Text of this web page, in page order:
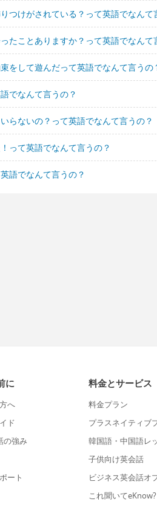
つけがされている？って英語でなんて
たことありますか？って英語でなんて
をして遊んだって英語でなんて言うの
でなんて言うの？
らないの？って英語でなんて言うの？
って英語でなんて言うの？
語でなんて言うの？
に
へ
ド
の強み
ート
料金とサービス
料金プラン
プラスネイティブ
韓国語・中国語レ
子供向け英会話
ビジネス英会話オ
これ聞いてeKnow?